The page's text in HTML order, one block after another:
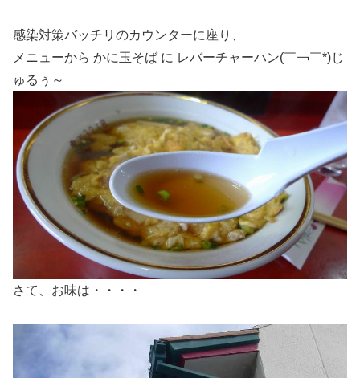
感染対策バッチリのカウンターに座り、
メニューから かに玉そば に レバーチャーハン(￣￢￣*)じ
ゅるぅ～
さて、お味は・・・・